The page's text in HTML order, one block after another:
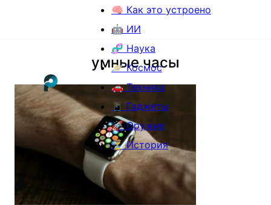
🧠 Как это устроено
🤖 ИИ
🧬 Наука
🪐 Космос
🚗 Техника
📱 Гаджеты
🚀 Оружие
⏳ История
умные часы